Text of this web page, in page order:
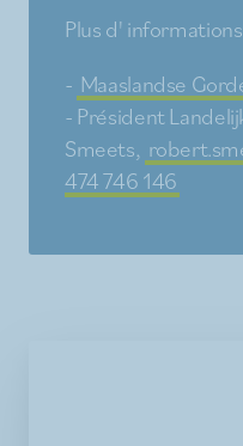
Plus d'
- Maaslandse
- Président
Smeets,
474 746 146